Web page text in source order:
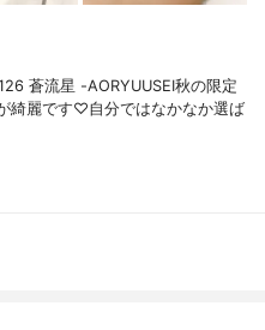
蒼流星 -AORYUUSEI秋の限定
綺麗です♡自分ではなかなか選ば